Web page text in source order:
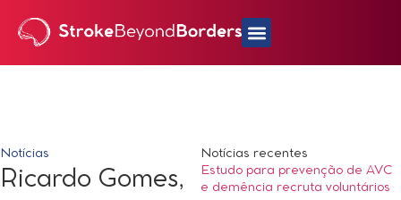
Notícias
Ricardo Gomes,
Notícias recentes
Estudo para prevenção de AVC
e demência recruta voluntários